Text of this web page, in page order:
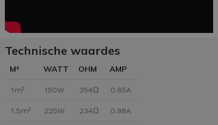
Technische waardes
M² WATT OHM AMP
1m² 150W 354Ω 0.65A
1.5m² 225W 234Ω 0.98A